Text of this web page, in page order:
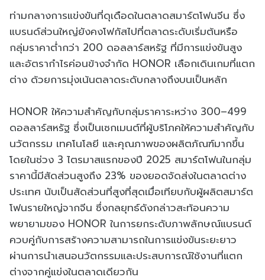
ท่ามกลางการแข่งขันที่ดุเดือดในตลาดสมาร์ตโฟนจีน ซึ่ง
แบรนด์ส่วนใหญ่ยังคงโฟกัสไปที่ตลาดระดับเริ่มต้นหรือ
กลุ่มราคาต่ำกว่า 200 ดอลลาร์สหรัฐ ที่มีการแข่งขันสูง
และอัตรากำไรค่อนข้างจำกัด HONOR เลือกเดินเกมที่แตก
ต่าง ด้วยการมุ่งเน้นตลาดระดับกลางถึงบนเป็นหลัก
HONOR ให้ความสำคัญกับกลุ่มราคาระหว่าง 300–499
ดอลลาร์สหรัฐ ซึ่งเป็นเซกเมนต์ที่ผู้บริโภคให้ความสำคัญกับ
นวัตกรรม เทคโนโลยี และคุณภาพของผลิตภัณฑ์มากขึ้น
โดยในช่วง 3 ไตรมาสแรกของปี 2025 สมาร์ตโฟนในกลุ่ม
ราคานี้มีสัดส่วนสูงถึง 23% ของยอดจัดส่งในตลาดต่าง
ประเทศ นับเป็นสัดส่วนที่สูงที่สุดเมื่อเทียบกับผู้ผลิตสมาร์ต
โฟนรายใหญ่จากจีน ซึ่งกลยุทธ์ดังกล่าวสะท้อนความ
พยายามของ HONOR ในการยกระดับภาพลักษณ์แบรนด์
ควบคู่กับการสร้างความสามารถในการแข่งขันระยะยาว
ผ่านการนำเสนอนวัตกรรมและประสบการณ์ใช้งานที่แตก
ต่างจากคู่แข่งในตลาดเดียวกัน